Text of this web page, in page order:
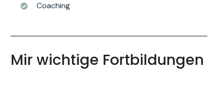
Coaching
Mir wichtige Fortbildungen